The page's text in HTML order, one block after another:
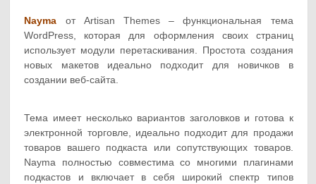
Nayma от Artisan Themes – функциональная тема
WordPress, которая для оформления своих страниц
использует модули перетаскивания. Простота создания
новых макетов идеально подходит для новичков в
создании веб-сайта.
Тема имеет несколько вариантов заголовков и готова к
электронной торговле, идеально подходит для продажи
товаров вашего подкаста или сопутствующих товаров.
Nayma полностью совместима со многими плагинами
подкастов и включает в себя широкий спектр типов